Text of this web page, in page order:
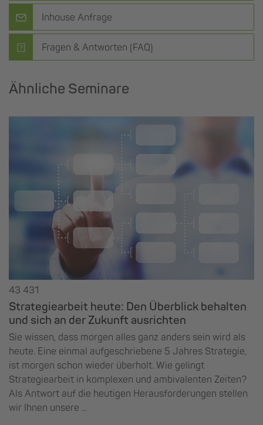
Inhouse Anfrage
Fragen & Antworten (FAQ)
Ähnliche Seminare
43 431
Strategiearbeit heute: Den Überblick behalten
und sich an der Zukunft ausrichten
Sie wissen, dass morgen alles ganz anders sein wird als
heute. Eine einmal aufgeschriebene 5 Jahres Strategie,
ist morgen schon wieder überholt. Wie gelingt
Strategiearbeit in komplexen und ambivalenten Zeiten?
Als Antwort auf die heutigen Herausforderungen stellen
wir Ihnen unsere ...